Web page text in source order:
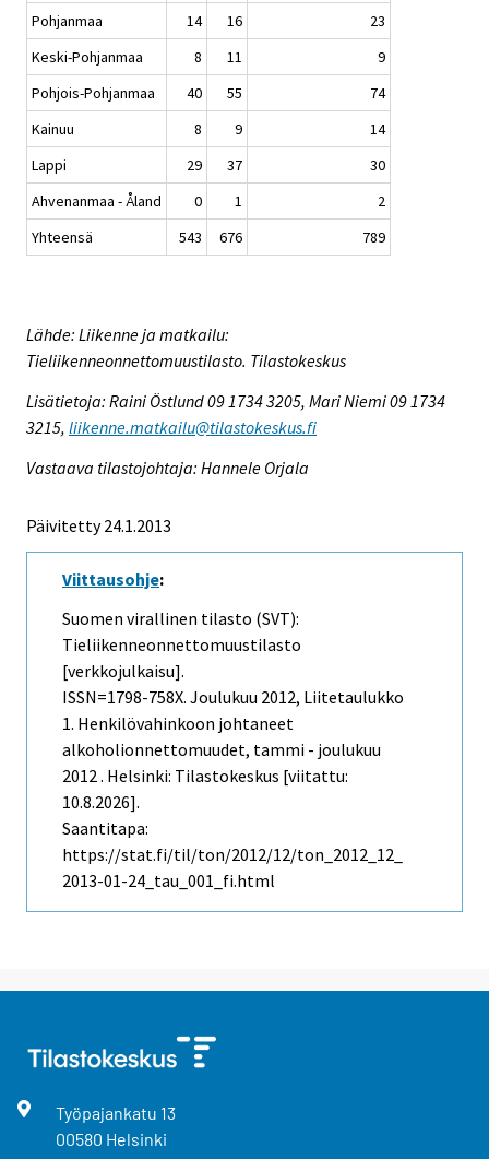
Pohjanmaa
14 16
23
Keski-Pohjanmaa
8 11
9
Pohjois-Pohjanmaa
40 55
74
Kainuu
8 9
14
Lappi
29 37
30
Ahvenanmaa - Åland
0 1
2
Yhteensä
543 676 789
Lähde: Liikenne ja matkailu:
Tieliikenneonnettomuustilasto. Tilastokeskus
Lisätietoja: Raini Östlund 09 1734 3205, Mari Niemi 09 1734
3215, liikenne.matkailu@tilastokeskus.fi
Vastaava tilastojohtaja: Hannele Orjala
Päivitetty 24.1.2013
Viittausohje:
Suomen virallinen tilasto (SVT):
Tieliikenneonnettomuustilasto
[verkkojulkaisu].
ISSN=1798-758X. Joulukuu 2012, Liitetaulukko
1. Henkilövahinkoon johtaneet
alkoholionnettomuudet, tammi - joulukuu
2012 . Helsinki: Tilastokeskus [viitattu:
10.8.2026].
Saantitapa:
https://stat.fi/til/ton/2012/12/ton_2012_12_
2013-01-24_tau_001_fi.html
Työpajankatu 13
00580 Helsinki